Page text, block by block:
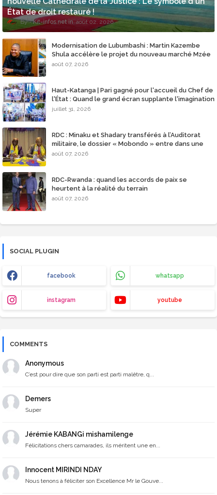
État de droit restauré !
Kit-infos.net août 02, 2026
Modernisation de Lubumbashi : Martin Kazembe
Shula accélère le projet du nouveau marché Mzée
LD Kabila
août 07, 2026
​Haut-Katanga | Pari gagné pour l'accueil du Chef de
l'État : Quand le grand écran supplante l'imagination
des opposants
juillet 31, 2026
RDC : Minaku et Shadary transférés à l’Auditorat
militaire, le dossier « Mobondo » entre dans une
nouvelle phase
août 07, 2026
RDC-Rwanda : quand les accords de paix se
heurtent à la réalité du terrain
août 07, 2026
SOCIAL PLUGIN
facebook whatsapp
instagram youtube
COMMENTS
Anonymous
C’est pour dire que son parti est parti malêtre, q...
Demers
Super
Jérémie KABANGi mishamilenge
Félicitations chers camarades, ils méritent une en...
Innocent MIRINDI NDAY
Nous tenons à féliciter son Excellence Mr le Gouve...